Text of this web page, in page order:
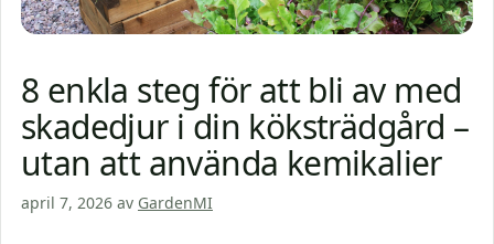
8 enkla steg för att bli av med
skadedjur i din köksträdgård –
utan att använda kemikalier
april 7, 2026 av GardenMI